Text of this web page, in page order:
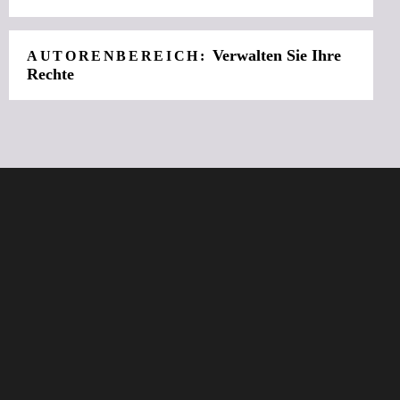
AUTORENBEREICH:Verwalten Sie Ihre
Rechte